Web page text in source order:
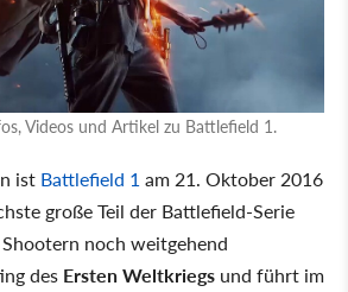
Videos und Artikel zu Battlefield 1.
ist Battlefield 1am 21. Oktober 2016
große Teil der Battlefield-Serie
noch weitgehend
des Ersten Weltkriegs und führt im